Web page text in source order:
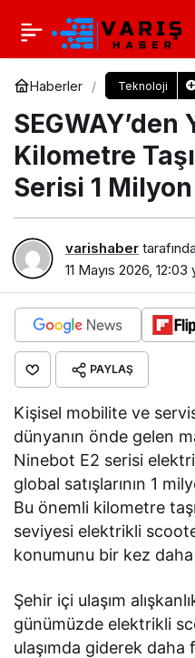
Haberler Teknoloji
SEGWAY’den
Kilometre
Serisi 1 Milyon
varishaber
11 Mayıs 2026, 12:03
PAYLAŞ
Kişisel mobilite ve
dünyanın önde gelen
Ninebot E2 serisi
global satışlarının 1
Bu önemli kilometre
seviyesi elektrikli
konumunu bir kez
Şehir içi ulaşım
günümüzde elektrikli
ulaşımda giderek